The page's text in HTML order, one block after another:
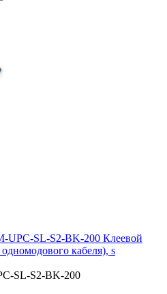
UPC-SL-S2-BK-200 Клеевой
кабеля), s
SL-S2-BK-200